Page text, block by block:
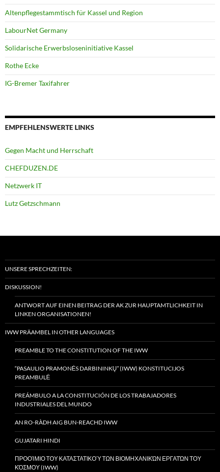
Altenpflegestammtisch für Kassel und Region
LabourNet Germany
Solidarische Erwerbsloseninitiative Kassel
Rothe Ecke
IG-Bremer Taxifahrer
EMPFEHLENSWERTE LINKS
Gegen Macht und Herrschaft
CHEFDUZEN.DE
Netzwerk IT
Lutz Getzschmann
UNSERE SPRECHZEITEN:
DISKUSSION!
ANTWORT AUF EINEN BEITRAG DER AK ZUR HAUPTAMTLICHKEIT IN
LINKEN ORGANISATIONEN!
IWW PRÄAMBEL IN OTHER LANGUAGES
PREAMBLE TO THE CONSTITUTION OF THE IWW
“PASAULIO PRAMONĖS DARBININKŲ” (IWW) KONSTITUCIJOS
PREAMBULĖ
PREÁMBULO A LA CONSTITUCIÓN DE LOS TRABAJADORES
INDUSTRIALES DEL MUNDO
AN RO-RÀDH AIG BUN-REACHD IWW
GUJATARI HINDI
ΠΡΟΟΊΜΙΟ ΤΟΥ ΚΑΤΑΣΤΑΤΙΚΟΎ ΤΩΝ ΒΙΟΜΗΧΑΝΙΚΏΝ ΕΡΓΑΤΏΝ ΤΟΥ
ΚΌΣΜΟΥ (IWW)